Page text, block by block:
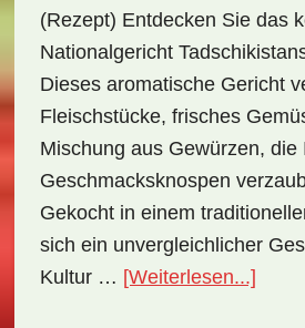
(Rezept) Entdecken Sie das
Nationalgericht
Dieses aromatische Gericht
Fleischstücke, frisches
Mischung aus Gewürzen, die
Geschmacksknospen
Gekocht in einem
sich ein unvergleichlicher
Kultur … [Weiterlesen...]